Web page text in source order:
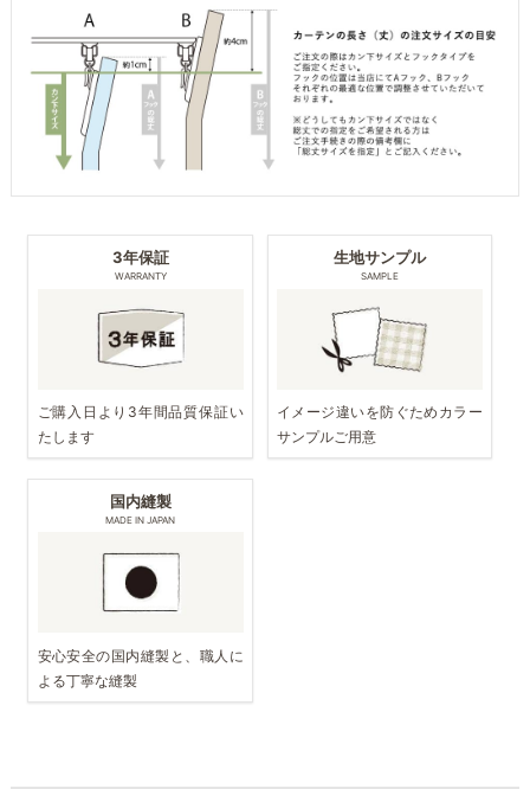
3年保証
WARRANTY
ご購入日より3年間品質保証い
たします
生地サンプル
SAMPLE
イメージ違いを防ぐためカラー
サンプルご用意
国内縫製
MADE IN JAPAN
安心安全の国内縫製と、職人に
よる丁寧な縫製